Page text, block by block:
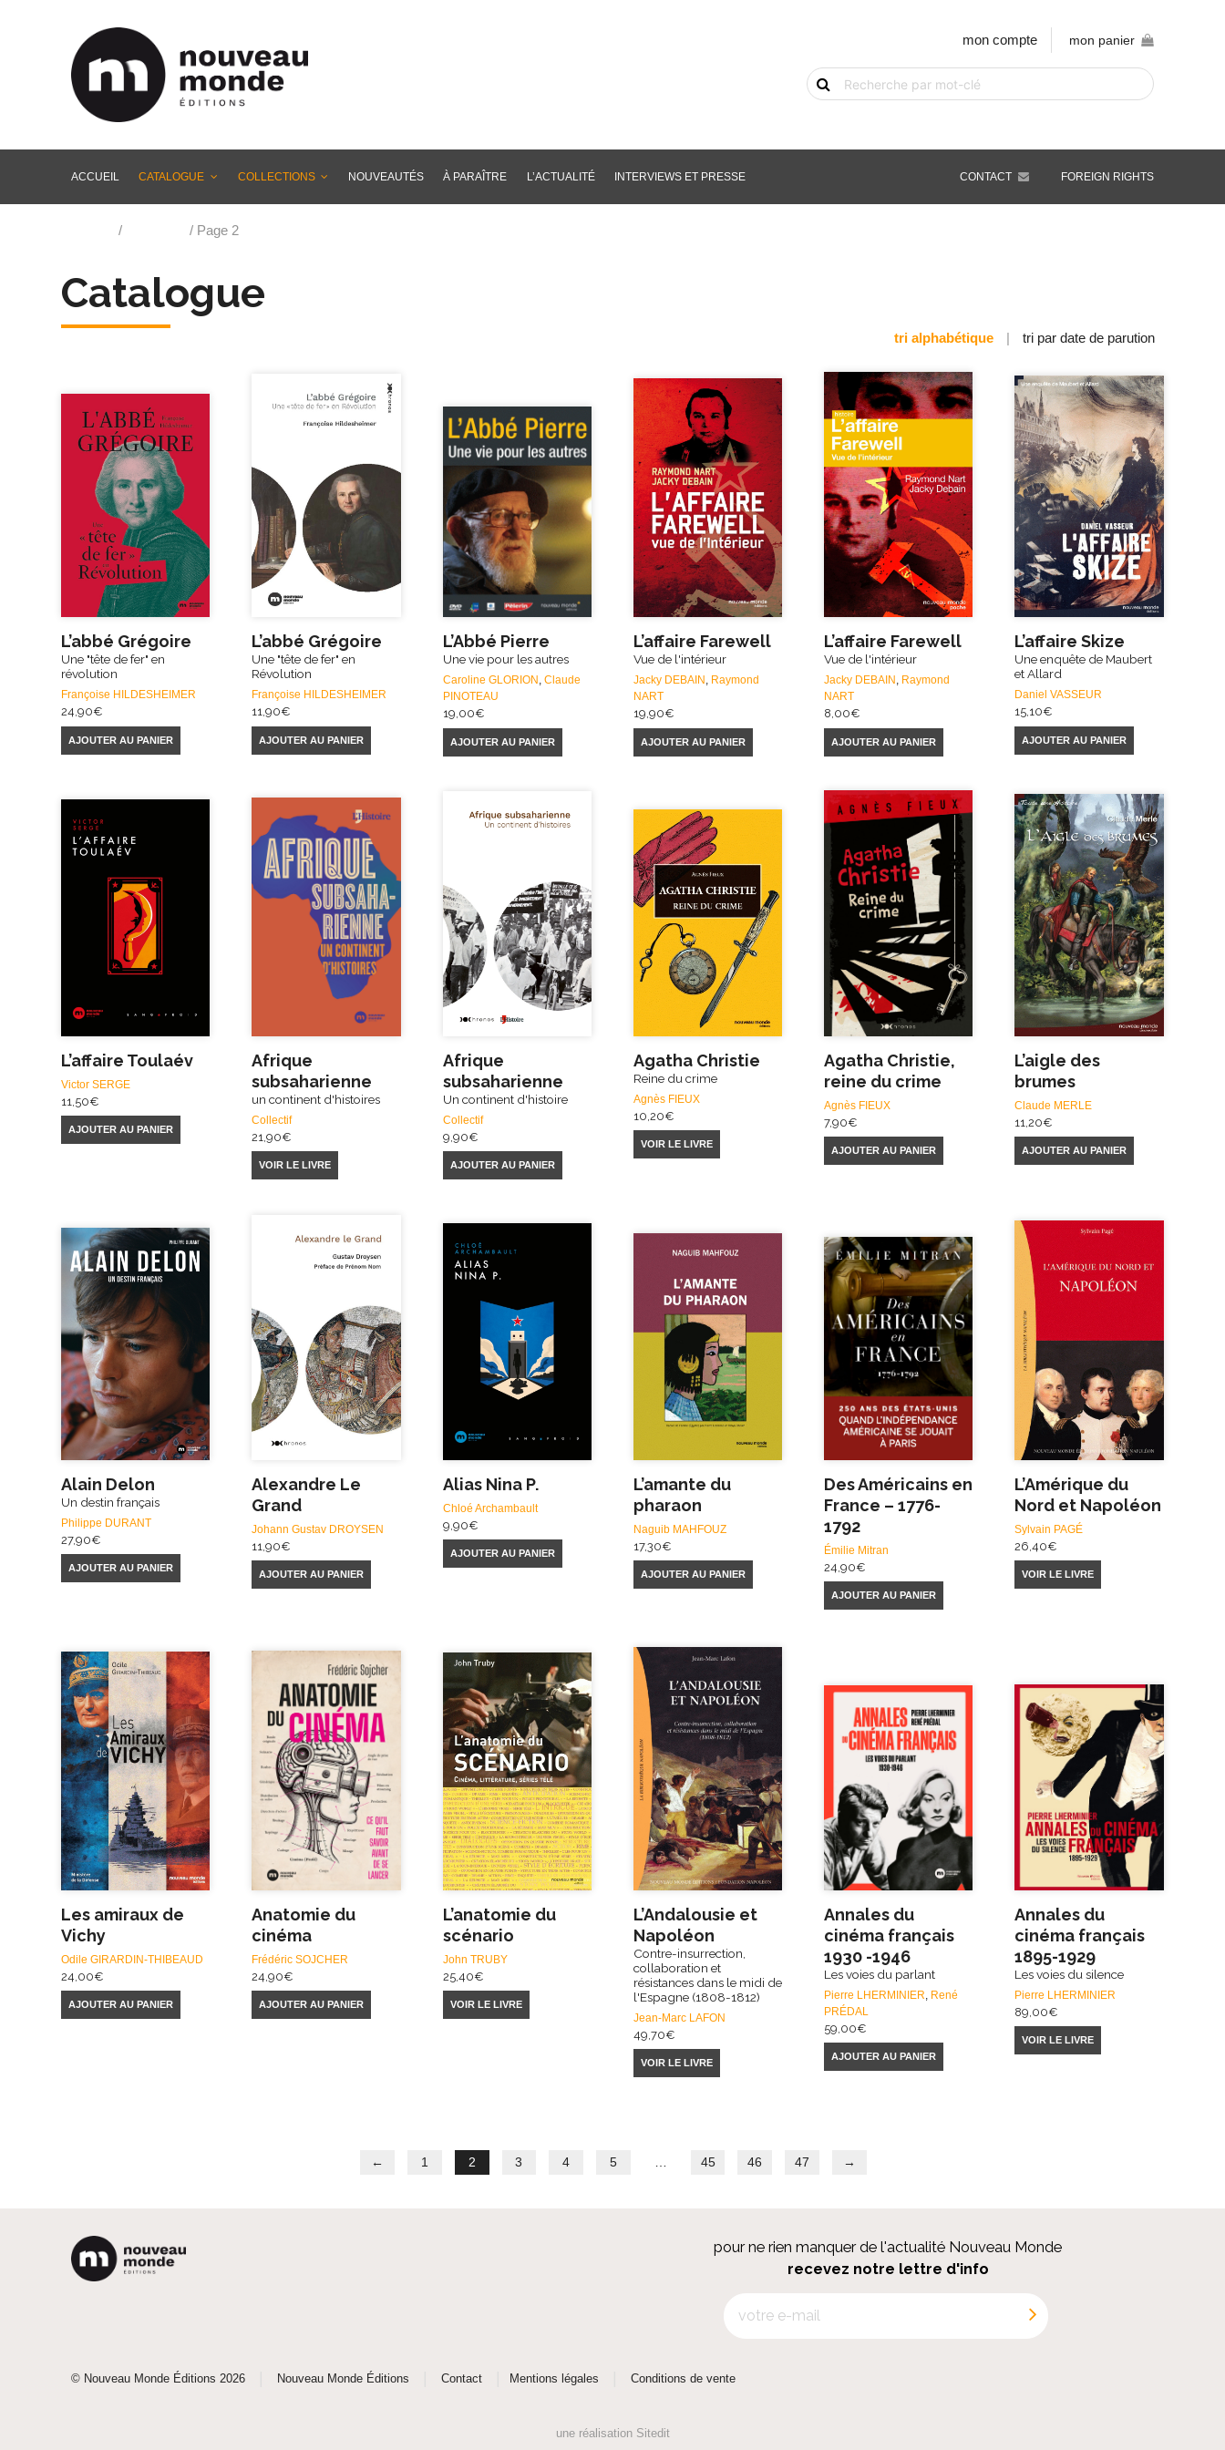
mon compte mon panier
Recherche
de
ACCUEIL
CATALOGUE COLLECTIONS NOUVEAUTÉS À PARAÎTRE L’ACTUALITÉ INTERVIEWS ET PRESSE FOREIGN RIGHTS
CONTACT
/ / Page 2
Catalogue
tri alphabétique | tri par date de parution
L’abbé Grégoire
Une "tête de fer" en
révolution
Françoise HILDESHEIMER
24,90€
AJOUTER AU PANIER
L’abbé Grégoire
Une "tête de fer" en
Révolution
Françoise HILDESHEIMER
11,90€
AJOUTER AU PANIER
L’Abbé Pierre
Une vie pour les autres
Caroline GLORION , Claude
PINOTEAU
19,00€
AJOUTER AU PANIER
L’affaire Farewell
Vue de l'intérieur
Jacky DEBAIN , Raymond
NART
19,90€
AJOUTER AU PANIER
L’affaire Farewell
Vue de l'intérieur
Jacky DEBAIN , Raymond
NART
8,00€
AJOUTER AU PANIER
L’affaire Skize
Une enquête de Maubert
et Allard
Daniel VASSEUR
15,10€
AJOUTER AU PANIER
L’affaire Toulaév
Victor SERGE
11,50€
AJOUTER AU PANIER
Afrique
subsaharienne
un continent d'histoires
Collectif
21,90€
VOIR LE LIVRE
Afrique
subsaharienne
Un continent d'histoire
Collectif
9,90€
AJOUTER AU PANIER
Agatha Christie
Reine du crime
Agnès FIEUX
10,20€
VOIR LE LIVRE
Agatha Christie,
reine du crime
Agnès FIEUX
7,90€
AJOUTER AU PANIER
L’aigle des
brumes
Claude MERLE
11,20€
AJOUTER AU PANIER
Alain Delon
Un destin français
Philippe DURANT
27,90€
AJOUTER AU PANIER
Alexandre Le
Grand
Johann Gustav DROYSEN
11,90€
AJOUTER AU PANIER
Alias Nina P.
Chloé Archambault
9,90€
AJOUTER AU PANIER
L’amante du
pharaon
Naguib MAHFOUZ
17,30€
AJOUTER AU PANIER
Des Américains en
France – 1776-
1792
Émilie Mitran
24,90€
AJOUTER AU PANIER
L’Amérique du
Nord et Napoléon
Sylvain PAGÉ
26,40€
VOIR LE LIVRE
Les amiraux de
Vichy
Odile GIRARDIN-THIBEAUD
24,00€
AJOUTER AU PANIER
Anatomie du
cinéma
Frédéric SOJCHER
24,90€
AJOUTER AU PANIER
L’anatomie du
scénario
John TRUBY
25,40€
VOIR LE LIVRE
L’Andalousie et
Napoléon
Contre-insurrection,
collaboration et
résistances dans le midi de
l'Espagne (1808-1812)
Jean-Marc LAFON
49,70€
VOIR LE LIVRE
Annales du
cinéma français
1930 -1946
Les voies du parlant
Pierre LHERMINIER René
PRÉDAL
59,00€
AJOUTER AU PANIER
Annales du
cinéma français
1895-1929
Les voies du silence
Pierre LHERMINIER
89,00€
VOIR LE LIVRE
← 1 2 3 4 5 … 45 46 47 →
pour ne rien manquer de l'actualité Nouveau Monde
recevez notre lettre d'info
© Nouveau Monde Éditions 2026 Nouveau Monde Éditions Contact Mentions légales Conditions de vente
une réalisation Sitedit